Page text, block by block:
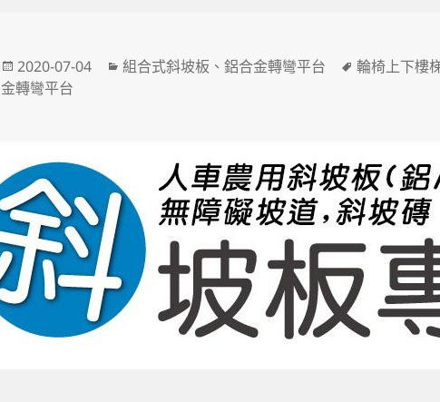
o
o
er
發
佈
2020-07-04
分
組合式斜坡板 、鋁合金轉彎平台
標
輪椅上下樓
金轉彎平台